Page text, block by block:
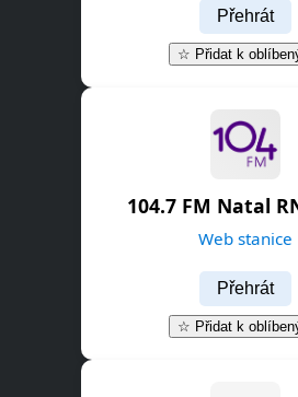
Přehrát
☆ Přidat k
104.7 FM Natal
Web stanice
Přehrát
☆ Přidat k